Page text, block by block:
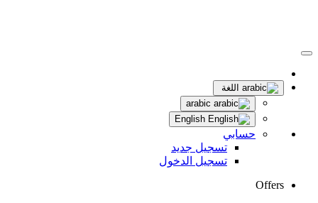
اللغة
حسابي
تسجيل جديد
تسجيل الدخول
Offers